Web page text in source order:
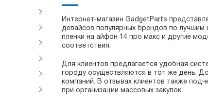
Интернет-магазин GadgetParts
девайсов популярных брендов по
пленки на айфон 14 про макс и другие
соответствия.
Для клиентов предлагается удобная
городу осуществляются в тот же день.
компаний. В отзывах клиентов также
при организации массовых закупок.